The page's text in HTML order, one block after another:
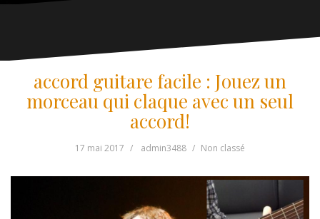
accord guitare facile : Jouez un
morceau qui claque avec un seul
accord!
17 mai 2017 admin3488 Non classé